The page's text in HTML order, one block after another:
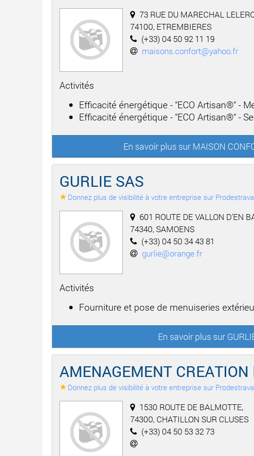
73 RUE DU MARECHAL
74100, ETREMBIERES
(+33) 04 50 92 11 19
maisons.confort@yahoo.fr
Activités
Efficacité énergétique - "ECO Artisan®" -
Efficacité énergétique - "ECO Artisan®" -
En savoir plus sur MAISON
GURLIE SAS
Donnez plus de visibilité à votre entreprise sur
601 ROUTE DE VALLON D'EN
74340, SAMOENS
(+33) 04 50 34 43 81
gurlie@orange.fr
Activités
Fourniture et pose de menuiseries
En savoir plus sur
AMENAGEMENT CREATION
Donnez plus de visibilité à votre entreprise sur
1530 ROUTE DE BALMOTTE,
74300, CHATILLON SUR CLUSES
(+33) 04 50 53 32 73